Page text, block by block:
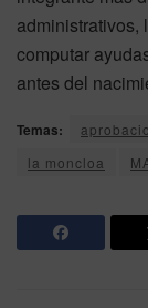
administrativos,
computar
antes del
Temas:
la moncloa